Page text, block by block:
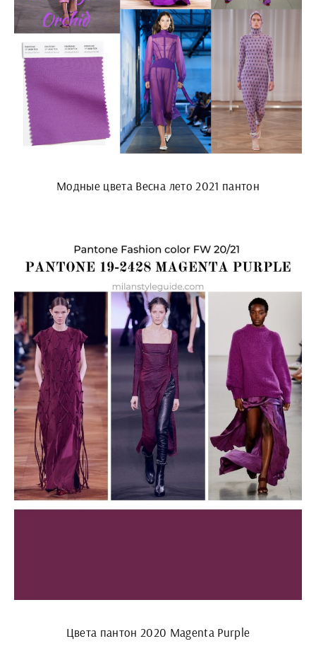
Модные цвета Весна лето 2021 пантон
Цвета пантон 2020 Magenta Purple